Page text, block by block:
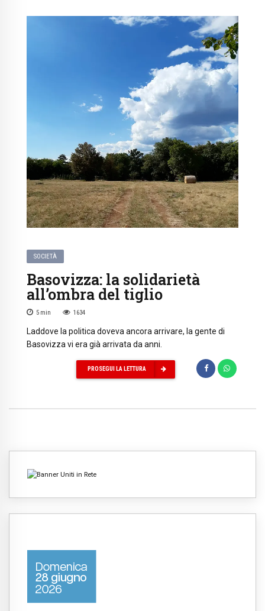
SOCIETÀ
Basovizza: la solidarietà
all’ombra del tiglio
5 min 1634
Laddove la politica doveva ancora arrivare, la gente di
Basovizza vi era già arrivata da anni.
PROSEGUI LA LETTURA